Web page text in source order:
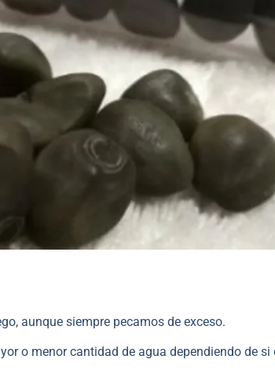
aunque siempre pecamos de exceso.
o menor cantidad de agua dependiendo de si